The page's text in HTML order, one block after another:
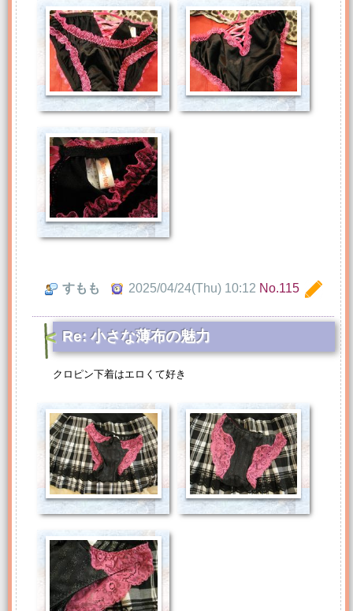
すもも 2025/04/24(Thu) 10:12 No.115
Re: 小さな薄布の魅力
クロピン下着はエロくて好き